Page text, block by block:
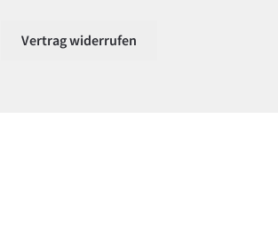
Vertrag widerrufen